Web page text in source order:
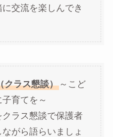
交流を楽しんでき
ラス懇談）～こど
育てを～
ラス懇談で保護者
がら語らいましょ